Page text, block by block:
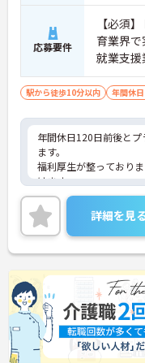
応募要件
【必須
育業界
就業支
ど） ■児
【歓迎】
士、介護
学校な
がある方
駅から徒歩10分以内 年間休
年間休日120日前後と
ます。
福利厚生が整っており
けます。
ご興味のある方はお気
らに詳細などお伝えし
詳細を見